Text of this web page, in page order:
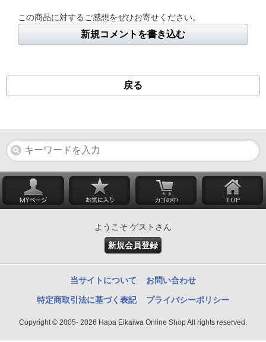
この商品に対するご感想をぜひお寄せください。
新規コメントを書き込む
戻る
ようこそ ゲストさん
新規会員登録
当サイトについて お問い合わせ
特定商取引法に基づく表記 プライバシーポリシー
Copyright © 2005- 2026 Hapa Eikaiwa Online Shop All rights reserved.